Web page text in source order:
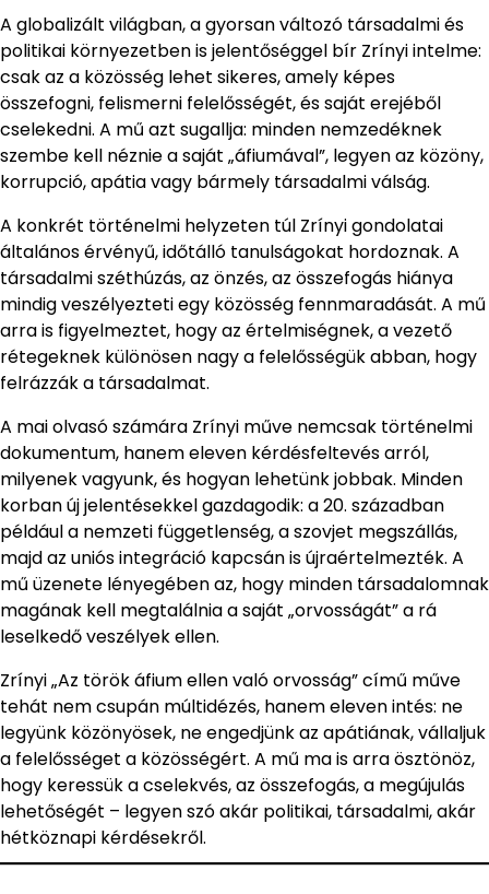
A globalizált világban, a gyorsan változó társadalmi és
politikai környezetben is jelentőséggel bír Zrínyi intelme:
csak az a közösség lehet sikeres, amely képes
összefogni, felismerni felelősségét, és saját erejéből
cselekedni. A mű azt sugallja: minden nemzedéknek
szembe kell néznie a saját „áfiumával”, legyen az közöny,
korrupció, apátia vagy bármely társadalmi válság.
A konkrét történelmi helyzeten túl Zrínyi gondolatai
általános érvényű, időtálló tanulságokat hordoznak. A
társadalmi széthúzás, az önzés, az összefogás hiánya
mindig veszélyezteti egy közösség fennmaradását. A mű
arra is figyelmeztet, hogy az értelmiségnek, a vezető
rétegeknek különösen nagy a felelősségük abban, hogy
felrázzák a társadalmat.
A mai olvasó számára Zrínyi műve nemcsak történelmi
dokumentum, hanem eleven kérdésfeltevés arról,
milyenek vagyunk, és hogyan lehetünk jobbak. Minden
korban új jelentésekkel gazdagodik: a 20. században
például a nemzeti függetlenség, a szovjet megszállás,
majd az uniós integráció kapcsán is újraértelmezték. A
mű üzenete lényegében az, hogy minden társadalomnak
magának kell megtalálnia a saját „orvosságát” a rá
leselkedő veszélyek ellen.
Zrínyi „Az török áfium ellen való orvosság” című műve
tehát nem csupán múltidézés, hanem eleven intés: ne
legyünk közönyösek, ne engedjünk az apátiának, vállaljuk
a felelősséget a közösségért. A mű ma is arra ösztönöz,
hogy keressük a cselekvés, az összefogás, a megújulás
lehetőségét – legyen szó akár politikai, társadalmi, akár
hétköznapi kérdésekről.